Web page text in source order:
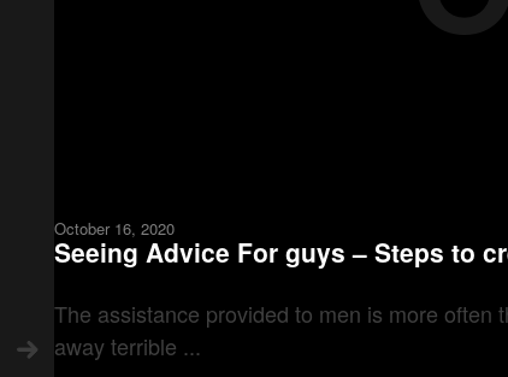
October 16, 2020
Seeing Advice For guys – Steps to
The assistance provided to men is more
away terrible ...